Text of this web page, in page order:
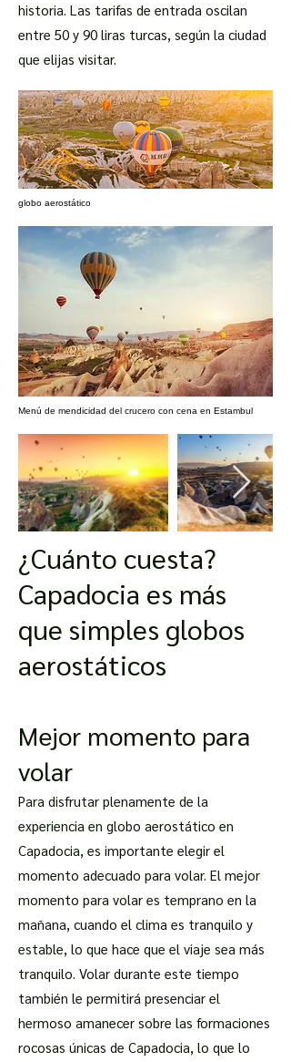
historia. Las tarifas de entrada oscilan
entre 50 y 90 liras turcas, según la ciudad
que elijas visitar.
globo aerostático
Menú de mendicidad del crucero con cena en Estambul
¿Cuánto cuesta?
Capadocia es más
que simples globos
aerostáticos
Mejor momento para
volar
Para disfrutar plenamente de la
experiencia en globo aerostático en
Capadocia, es importante elegir el
momento adecuado para volar. El mejor
momento para volar es temprano en la
mañana, cuando el clima es tranquilo y
estable, lo que hace que el viaje sea más
tranquilo. Volar durante este tiempo
también le permitirá presenciar el
hermoso amanecer sobre las formaciones
rocosas únicas de Capadocia, lo que lo